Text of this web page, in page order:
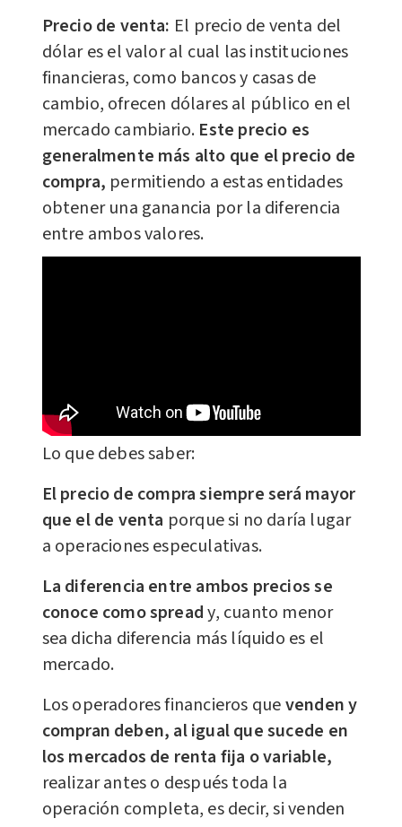
Precio de venta: El precio de venta del
dólar es el valor al cual las instituciones
financieras, como bancos y casas de
cambio, ofrecen dólares al público en el
mercado cambiario. Este precio es
generalmente más alto que el precio de
compra, permitiendo a estas entidades
obtener una ganancia por la diferencia
entre ambos valores.
Lo que debes saber:
El precio de compra siempre será mayor
que el de venta porque si no daría lugar
a operaciones especulativas.
La diferencia entre ambos precios se
conoce como spready, cuanto menor
sea dicha diferencia más líquido es el
mercado.
Los operadores financieros quevenden y
compran deben, al igual que sucede en
los mercados de renta fija o variable,
realizar antes o después toda la
operación completa, es decir, si venden